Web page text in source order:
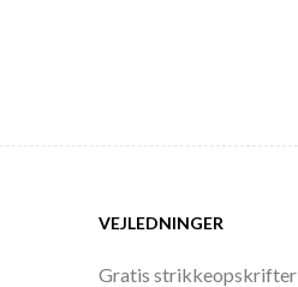
VEJLEDNINGER
Gratis strikkeopskrifter